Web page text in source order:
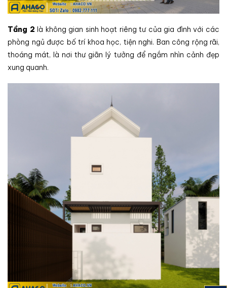
Tầng 2 là không gian sinh hoạt riêng tư của gia đình với các
phòng ngủ được bố trí khoa học, tiện nghi. Ban công rộng rãi,
thoáng mát, là nơi thư giãn lý tưởng để ngắm nhìn cảnh đẹp
xung quanh.